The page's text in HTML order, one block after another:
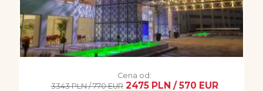
Cena od:
3343 PLN / 770 EUR 2475 PLN / 570 EUR